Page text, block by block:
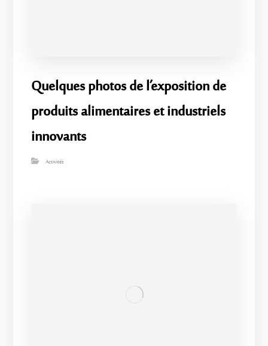
Quelques photos de l’exposition de
produits alimentaires et industriels
innovants
Activités